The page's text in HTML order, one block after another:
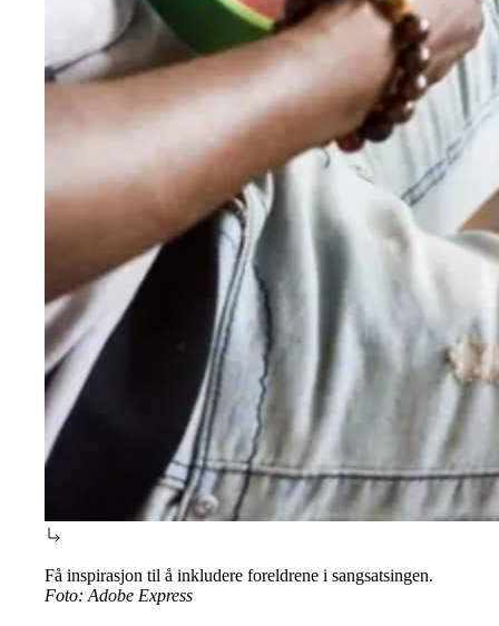
Få inspirasjon til å inkludere foreldrene i sangsatsingen.
Foto: Adobe Express